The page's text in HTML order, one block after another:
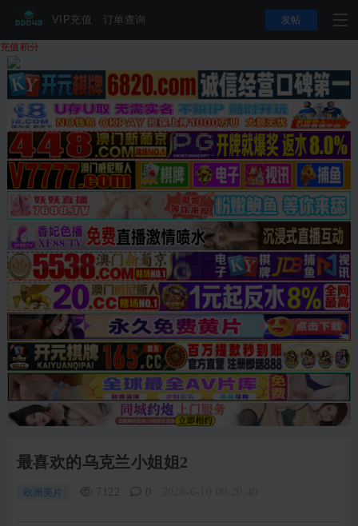
VIP充值 订单查询 发帖
充值积分
最喜欢的乌克兰小姐姐2
欧洲美片 7122 0